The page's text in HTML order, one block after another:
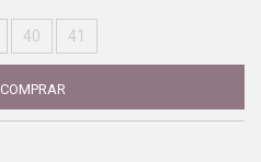
40 41
COMPRAR